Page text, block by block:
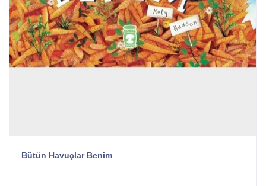
Bütün Havuçlar Benim